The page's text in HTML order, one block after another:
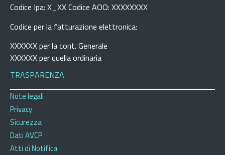
Codice Ipa: X_XX Codice AOO: XXXXXXXX
Codice per la fatturazione elettronica:
XXXXXX per la cont. Generale
XXXXXX per quella ordinaria
TRASPARENZA
Note legali
Privacy
Sicurezza
Dati AVCP
Atti di Notifica